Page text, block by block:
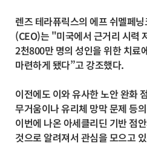
렌즈 테라퓨릭스의 에프 쉬멜페
(CEO)는 "미국에서 근거리 시력
2천800만 명의 성인을 위한 치료
마련하게 됐다”고 강조했다.
이전에도 이와 유사한 노안 완화
무거움이나 유리체 망막 문제 등
이번에 나온 아세클리딘 기반 점
것으로 알려져서 관심을 모으고